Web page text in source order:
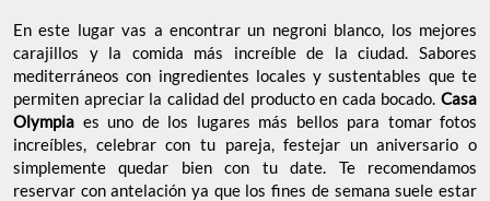
En este lugar vas a encontrar un negroni blanco, los mejores
carajillos y la comida más increíble de la ciudad. Sabores
mediterráneos con ingredientes locales y sustentables que te
permiten apreciar la calidad del producto en cada bocado. Casa
Olympia es uno de los lugares más bellos para tomar fotos
increíbles, celebrar con tu pareja, festejar un aniversario o
simplemente quedar bien con tu date. Te recomendamos
reservar con antelación ya que los fines de semana suele estar